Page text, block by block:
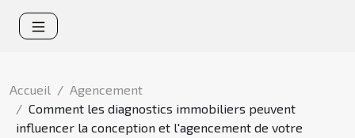
Accueil
Agencement
Comment les diagnostics immobiliers peuvent
influencer la conception et l'agencement de votre